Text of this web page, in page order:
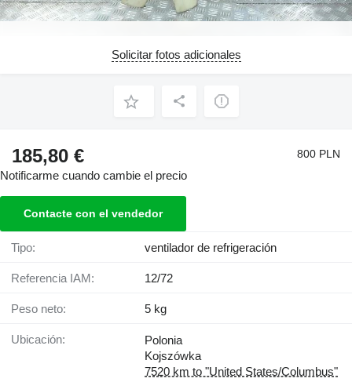
Solicitar fotos adicionales
185,80 € 800 PLN
Notificarme cuando cambie el precio
Contacte con el vendedor
Tipo: ventilador de refrigeración
Referencia IAM: 12/72
Peso neto: 5 kg
Ubicación:
Polonia
Kojszówka
7520 km to "United States/Columbus"